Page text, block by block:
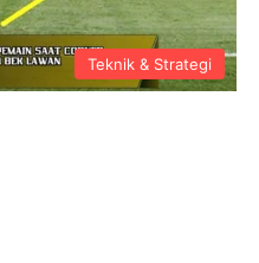
Teknik & Strategi